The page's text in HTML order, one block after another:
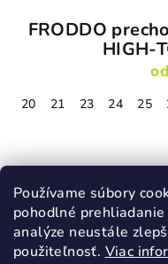
Používame súbory
pohodlné
analýze neustále
použiteľnosť. Viac
FRODDO
HIGH-
od
20 21 23 24 25